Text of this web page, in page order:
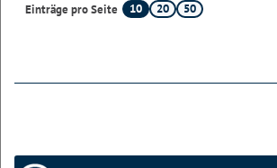
Einträge pro Seite
10 20 50